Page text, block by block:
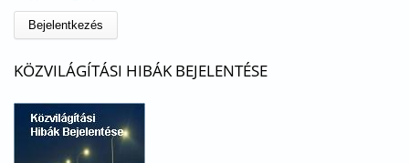
KÖZVILÁGÍTÁSI HIBÁK BEJELENTÉSE